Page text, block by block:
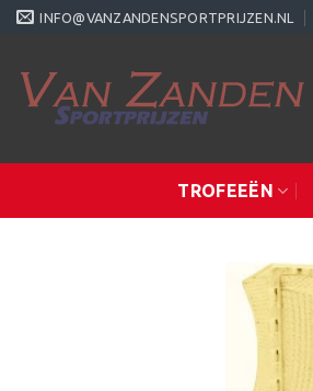
Ga
INFO@VANZANDENSPORTPRIJZEN.NL
TROFEEËN